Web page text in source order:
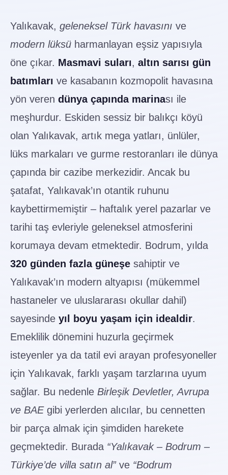
Yalıkavak, geleneksel Türk havasını ve
modern lüksü harmanlayan eşsiz yapısıyla
öne çıkar. Masmavi suları, altın sarısı gün
batımları ve kasabanın kozmopolit havasına
yön veren dünya çapında marinası ile
meşhurdur. Eskiden sessiz bir balıkçı köyü
olan Yalıkavak, artık mega yatları, ünlüler,
lüks markaları ve gurme restoranları ile dünya
çapında bir cazibe merkezidir. Ancak bu
şatafat, Yalıkavak’ın otantik ruhunu
kaybettirmemiştir – haftalık yerel pazarlar ve
tarihi taş evleriyle geleneksel atmosferini
korumaya devam etmektedir. Bodrum, yılda
320 günden fazla güneşe sahiptir ve
Yalıkavak’ın modern altyapısı (mükemmel
hastaneler ve uluslararası okullar dahil)
sayesinde yıl boyu yaşam için idealdir.
Emeklilik dönemini huzurla geçirmek
isteyenler ya da tatil evi arayan profesyoneller
için Yalıkavak, farklı yaşam tarzlarına uyum
sağlar. Bu nedenle Birleşik Devletler, Avrupa
ve BAEgibi yerlerden alıcılar, bu cennetten
bir parça almak için şimdiden harekete
geçmektedir. Burada “Yalıkavak – Bodrum –
Türkiye’de villa satın al”ve “Bodrum